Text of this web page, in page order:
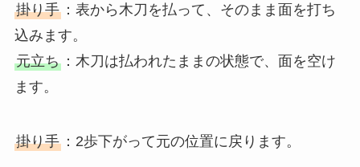
掛り手：表から木刀を払って、そのまま面を打ち
込みます。
元立ち：木刀は払われたままの状態で、面を空け
ます。
掛り手：2歩下がって元の位置に戻ります。